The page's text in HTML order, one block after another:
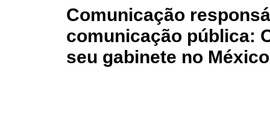
Comunicação
comunicação pública:
seu gabinete no México